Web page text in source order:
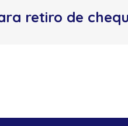
retiro de